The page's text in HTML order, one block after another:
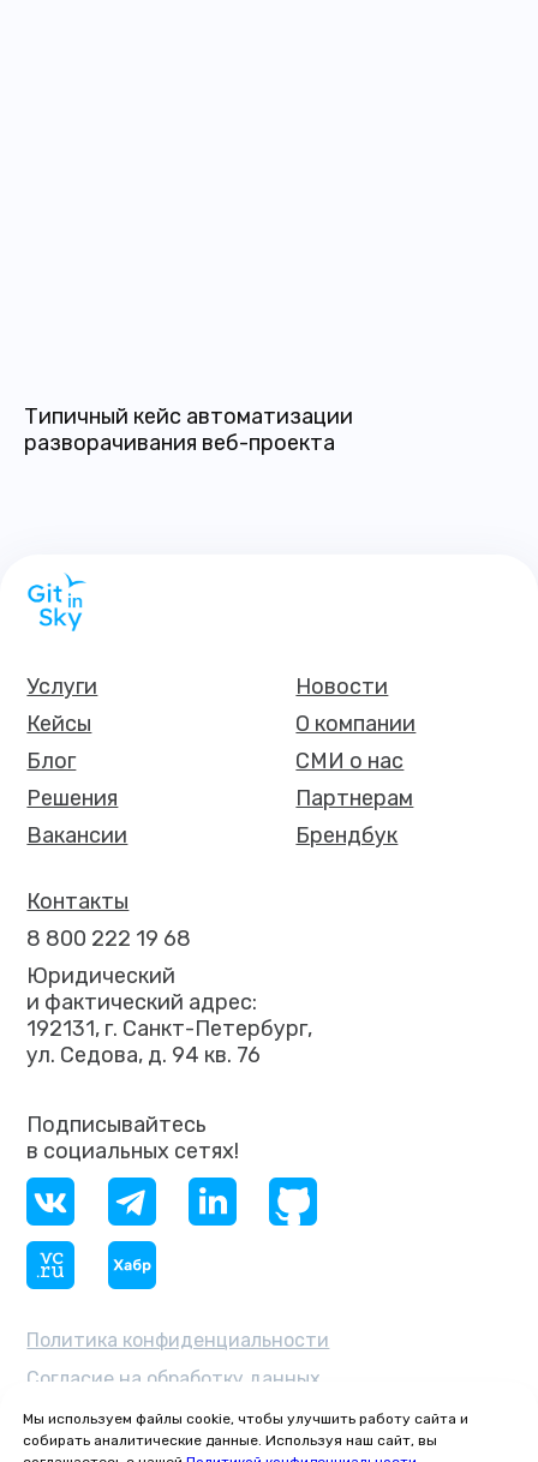
Типичный кейс автоматизации
разворачивания веб-проекта
Мы используем файлы cookie, чтобы улучшить работу сайта и
собирать аналитические данные. Используя наш сайт, вы
ОКВЭД 62.03 — «Деятельность
по управлению компьютерным
Политика конфиденциальности
Согласие на обработку данных
Брендбук
Партнерам
СМИ о нас
О компании
Новости
Вакансии
Решения
Блог
Кейсы
Услуги
Юридический
и фактический адрес:
192131, г. Санкт-Петербург,
ул. Седова, д. 94 кв. 76
8 800 222 19 68
Подписывайтесь
в социальных сетях!
Контакты